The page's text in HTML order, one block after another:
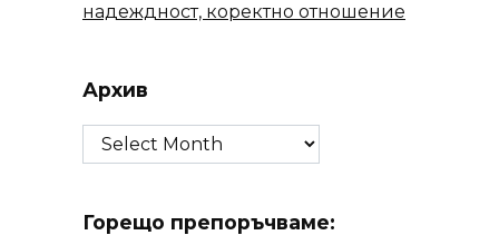
надеждност, коректно отношение
Архив
Архив
Горещо препоръчваме: